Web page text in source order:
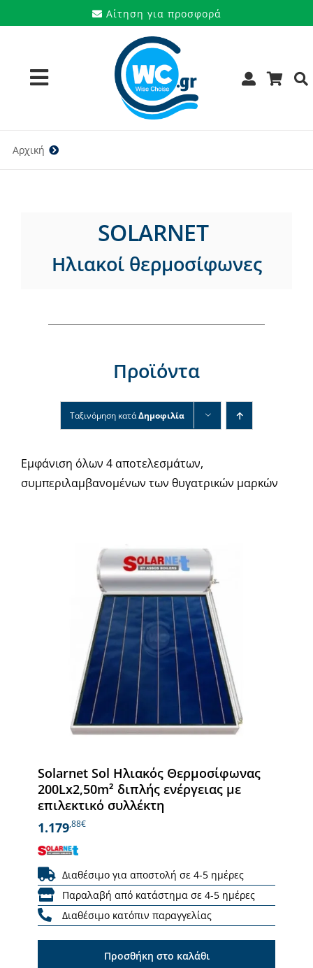
στο
Αίτηση για προσφορά
Toggle
Navigation
Προϊόντα
Νέα & άρθρα
Αρχική
SOLARNET
Ηλιακοί θερμοσίφωνες
Προϊόντα
Ταξινόμηση κατάΔημοφιλία
Εμφάνιση όλων 4 αποτελεσμάτων,
συμπεριλαμβανομένων των θυγατρικών μαρκών
Solarnet Sol Ηλιακός Θερμοσίφωνας
200Lx2,50m² διπλής ενέργειας με
επιλεκτικό συλλέκτη
1.179,88€
Διαθέσιμο για αποστολή σε 4-5 ημέρες
Παραλαβή από κατάστημα σε 4-5 ημέρες
Διαθέσιμο κατόπιν παραγγελίας
Προσθήκη στο καλάθι